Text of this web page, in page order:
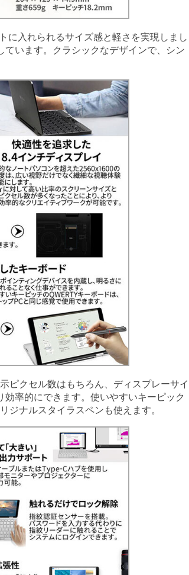
入れられるサイズ感と軽さを実現しまし
います。クラシックなデザインで、シン
ピクセル数はもちろん、ディスプレーサイ
率的にできます。使いやすいキーピック
ジナルスタイラスペンも使えます。